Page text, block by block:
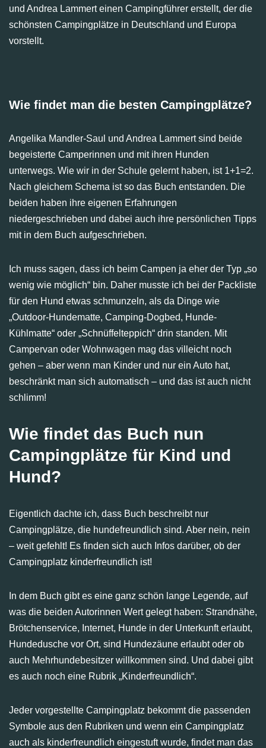
und Andrea Lammert einen Campingführer erstellt, der die
schönsten Campingplätze in Deutschland und Europa
vorstellt.
Wie findet man die besten Campingplätze?
Angelika Mandler-Saul und Andrea Lammert sind beide
begeisterte Camperinnen und mit ihren Hunden
unterwegs. Wie wir in der Schule gelernt haben, ist 1+1=2.
Nach gleichem Schema ist so das Buch entstanden. Die
beiden haben ihre eigenen Erfahrungen
niedergeschrieben und dabei auch ihre persönlichen Tipps
mit in dem Buch aufgeschrieben.
Ich muss sagen, dass ich beim Campen ja eher der Typ „so
wenig wie möglich“ bin. Daher musste ich bei der Packliste
für den Hund etwas schmunzeln, als da Dinge wie
„Outdoor-Hundematte, Camping-Dogbed, Hunde-
Kühlmatte“ oder „Schnüffelteppich“ drin standen. Mit
Campervan oder Wohnwagen mag das villeicht noch
gehen – aber wenn man Kinder und nur ein Auto hat,
beschränkt man sich automatisch – und das ist auch nicht
schlimm!
Wie findet das Buch nun
Campingplätze für Kind und
Hund?
Eigentlich dachte ich, dass Buch beschreibt nur
Campingplätze, die hundefreundlich sind. Aber nein, nein
– weit gefehlt! Es finden sich auch Infos darüber, ob der
Campingplatz kinderfreundlich ist!
In dem Buch gibt es eine ganz schön lange Legende, auf
was die beiden Autorinnen Wert gelegt haben: Strandnähe,
Brötchenservice, Internet, Hunde in der Unterkunft erlaubt,
Hundedusche vor Ort, sind Hundezäune erlaubt oder ob
auch Mehrhundebesitzer willkommen sind. Und dabei gibt
es auch noch eine Rubrik „Kinderfreundlich“.
Jeder vorgestellte Campingplatz bekommt die passenden
Symbole aus den Rubriken und wenn ein Campingplatz
auch als kinderfreundlich eingestuft wurde, findet man das